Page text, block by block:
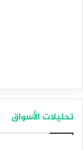
تحليلات الأسواق